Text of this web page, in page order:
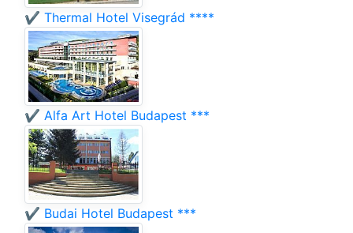
✔️ Thermal Hotel Visegrád ****
✔️ Alfa Art Hotel Budapest ***
✔️ Budai Hotel Budapest ***